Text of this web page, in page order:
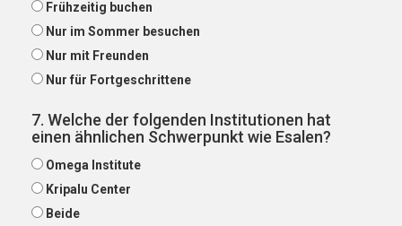
Frühzeitig buchen
Nur im Sommer besuchen
Nur mit Freunden
Nur für Fortgeschrittene
7. Welche der folgenden Institutionen hat
einen ähnlichen Schwerpunkt wie Esalen?
Omega Institute
Kripalu Center
Beide